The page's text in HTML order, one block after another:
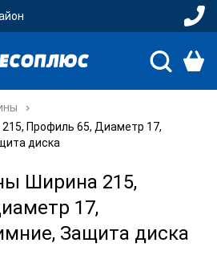
Профиль 65, Диаметр 17,
диска
Ширина 215,
17,
Защита диска